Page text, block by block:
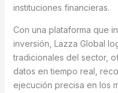
instituciones financieras.
Con una plataforma que
inversión, Lazza Global
tradicionales del sector,
datos en tiempo real,
ejecución precisa en los